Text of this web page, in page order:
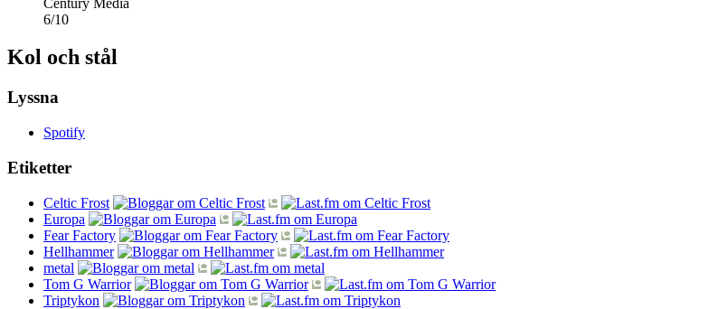
6/10
Kol och stål
Lyssna
Spotify
Etiketter
Celtic Frost
Europa
Fear Factory
Hellhammer
metal
Tom G Warrior
Triptykon